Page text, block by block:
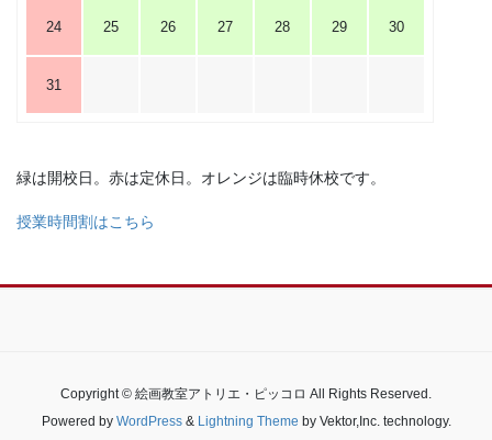
24 25 26 27 28 29 30
31
緑は開校日。赤は定休日。オレンジは臨時休校です。
授業時間割はこちら
Copyright © 絵画教室アトリエ・ピッコロ All Rights Reserved.
Powered by WordPress& Lightning Theme by Vektor,Inc. technology.